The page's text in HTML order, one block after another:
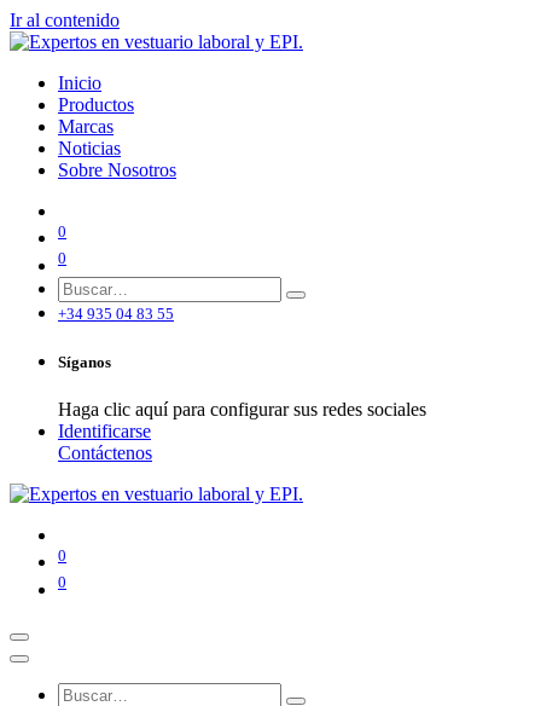
Ir al contenido
Inicio
Productos
Marcas
Noticias
Sobre Nosotros
0
0
+34 935 04 83 55
Síganos
Haga clic aquí para configurar sus redes sociales
Identificarse
Contáctenos
0
0